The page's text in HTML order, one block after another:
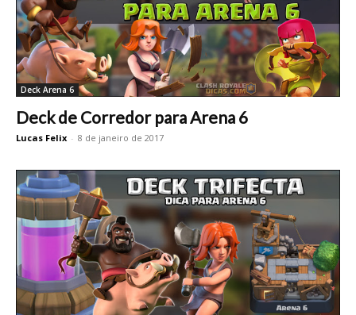
Deck Arena 6
Deck de Corredor para Arena 6
Lucas Felix - 8 de janeiro de 2017